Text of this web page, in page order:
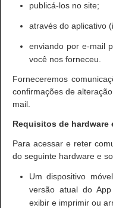
publicá-los no site;
através do aplicativo
enviando por e-mail
você nos forneceu.
Forneceremos
confirmações de
mail.
Requisitos de hardware
Para acessar e reter
do seguinte hardware e
Um dispositivo
versão atual do
exibir e imprimir ou